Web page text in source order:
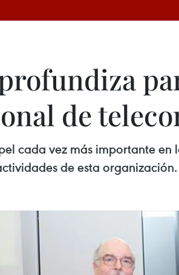
de
cada vez más importante en
de esta organización.